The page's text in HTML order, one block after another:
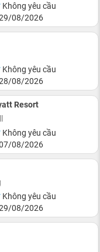
Không yêu cầu
08/2026
Không yêu cầu
08/2026
Resort
Không yêu cầu
08/2026
Không yêu cầu
08/2026